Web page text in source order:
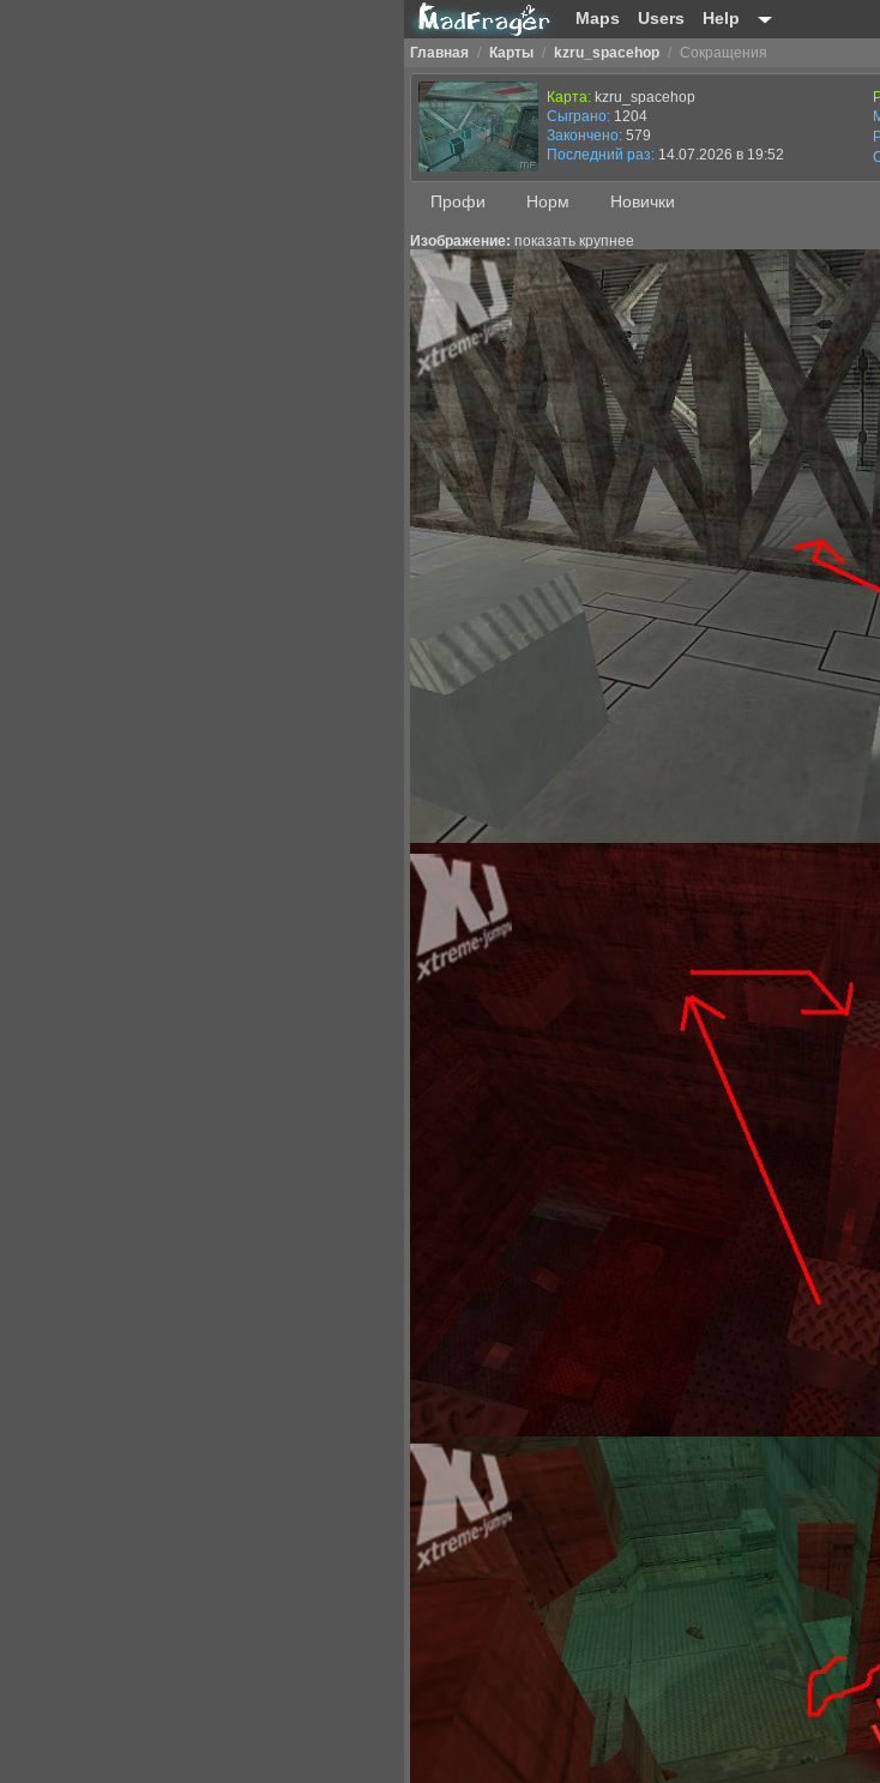
Maps Users Help
Главная / Карты / kzru_spacehop / Сокращения
Карта: kzru_spacehop
Сыграно: 1204
Закончено: 579
Последний раз: 14.07.2026 в 19:52
Профи Норм Новички
Изображение: показать крупнее